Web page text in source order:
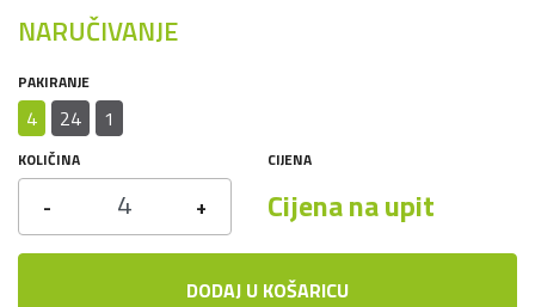
NARUČIVANJE
PAKIRANJE
4 24 1
KOLIČINA
- +
CIJENA
Cijena na upit
DODAJ U KOŠARICU